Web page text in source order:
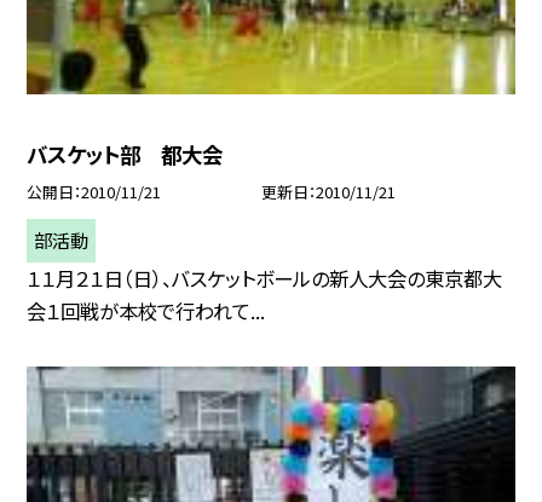
バスケット部 都大会
公開日 2010/11/21 更新日 2010/11/21
部活動
１１月２１日（日）、バスケットボールの新人大会の東京都大
会１回戦が本校で行われて...